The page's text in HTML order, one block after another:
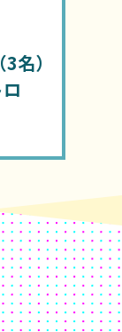
名）